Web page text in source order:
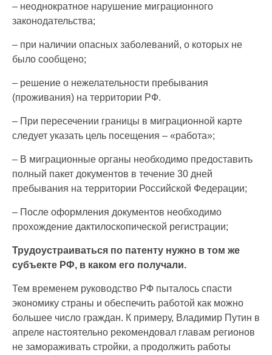
– неоднократное нарушение миграционного
законодательства;
– при наличии опасных заболеваний, о которых не
было сообщено;
– решение о нежелательности пребывания
(проживания) на территории РФ.
– При пересечении границы в миграционной карте
следует указать цель посещения – «работа»;
– В миграционные органы необходимо предоставить
полный пакет документов в течение 30 дней
пребывания на территории Российской Федерации;
– После оформления документов необходимо
прохождение дактилоскопической регистрации;
Трудоустраиваться по патенту нужно в том же
субъекте РФ, в каком его получали.
Тем временем руководство РФ пыталось спасти
экономику страны и обеспечить работой как можно
большее число граждан. К примеру, Владимир Путин в
апреле настоятельно рекомендовал главам регионов
не замораживать стройки, а продолжить работы